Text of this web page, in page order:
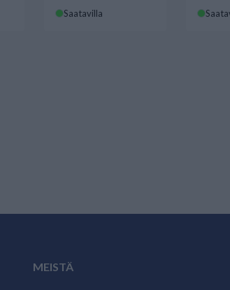
Saatavilla
MEISTÄ